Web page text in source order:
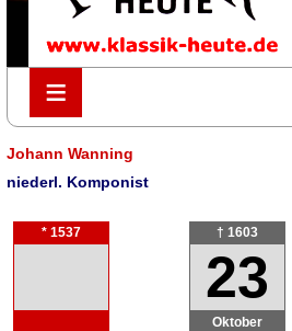
≡
≡
Johann Wanning
niederl. Komponist
* 1537 † 1603
23
Oktober